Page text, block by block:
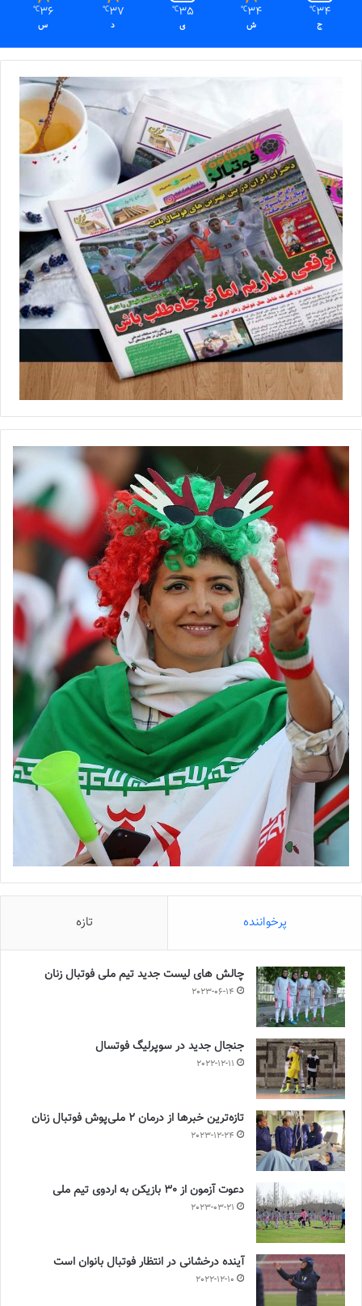
34
℃
ج
34
℃
ش
35
℃
ی
37
℃
د
36
℃
س
پرخواننده تازه
چالش هاى ليست جدید تيم ملى فوتبال زنان
2023-06-14
جنجال جدید در سوپرلیگ فوتسال
2022-12-11
تازه‌ترین خبرها از درمان ۲ ملی‌پوش فوتبال زنان
2023-12-24
دعوت آزمون از 30 بازیکن به اردوی تیم ملی
2023-03-21
آینده درخشانی در انتظار فوتبال بانوان است
2022-12-10